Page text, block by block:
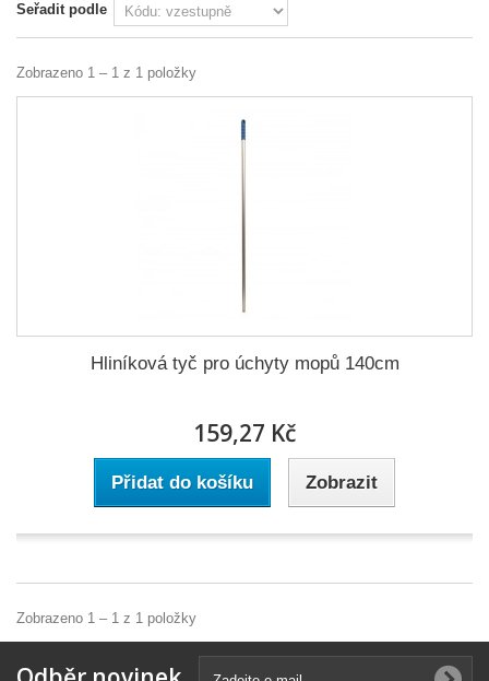
Seřadit podle
Zobrazeno 1 – 1 z 1 položky
Hliníková tyč pro úchyty mopů 140cm
159,27 Kč
Přidat do košíku Zobrazit
Zobrazeno 1 – 1 z 1 položky